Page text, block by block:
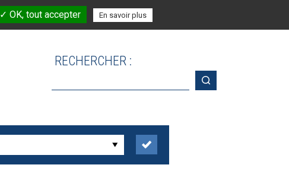
RECHERCHER :
✓ OK, tout accepter En savoir plus